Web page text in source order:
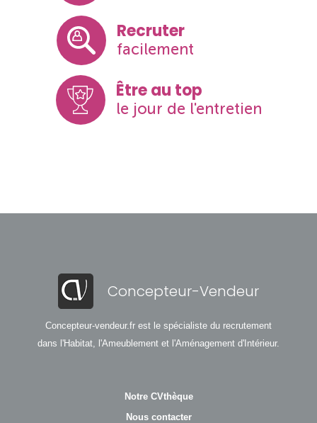
Recruter
facilement
Être au top
le jour de l'entretien
Concepteur-Vendeur
Concepteur-vendeur.fr est le spécialiste du recrutement
dans l'Habitat, l'Ameublement et l'Aménagement d'Intérieur.
Notre CVthèque
Nous contacter